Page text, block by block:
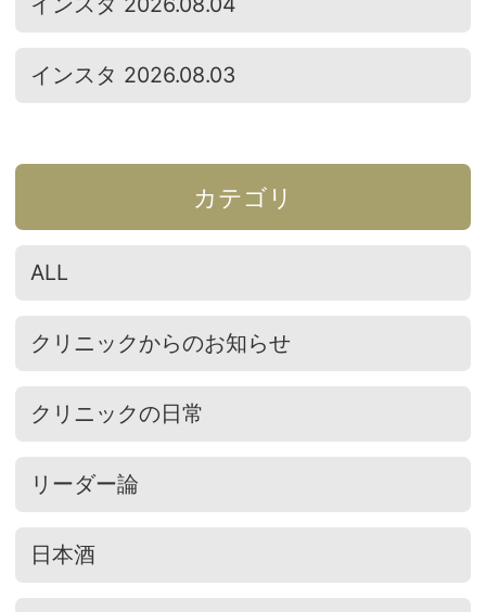
インスタ 2026.08.03
カテゴリ
ALL
クリニックからのお知らせ
クリニックの日常
リーダー論
日本酒